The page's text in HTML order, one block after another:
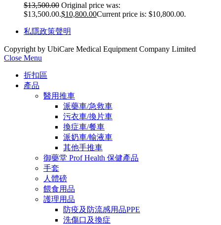
$13,500.00 Original price was:
$13,500.00.$10,800.00Current price is: $10,800.00.
私隱政策聲明
Copyright by UbiCare Medical Equipment Company Limited
Close Menu
折扣區
產品
醫用推車
派藥車/急救車
污衣車/換片車
換症車/餐車
派奶車/輸液車
其他手推車
御藥堂 Prof Health 保健產品
手套
人體磅
餵食用品
護理用品
防疫及防流感用品PPE
洗傷口及換症